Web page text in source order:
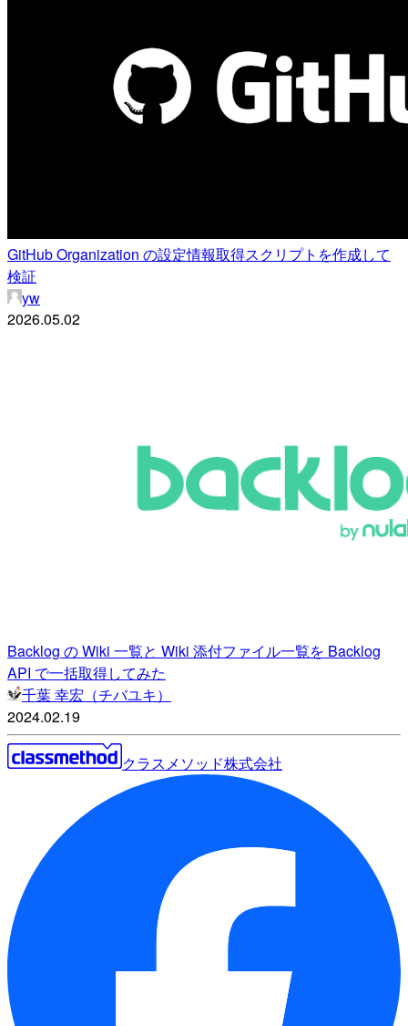
GitHub Organization の設定情報取得スクリプトを作成して
検証
yw
2026.05.02
Backlog の Wiki 一覧と Wiki 添付ファイル一覧を Backlog
API で一括取得してみた
千葉 幸宏（チバユキ）
2024.02.19
クラスメソッド株式会社